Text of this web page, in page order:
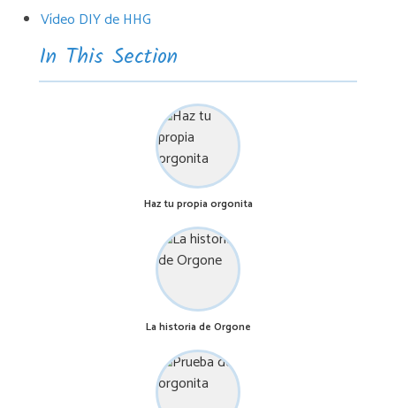
Vídeo DIY de HHG
In This Section
Haz tu propia orgonita
La historia de Orgone